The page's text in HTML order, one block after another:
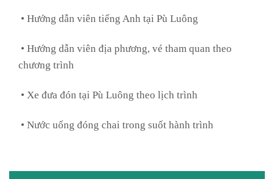
• Hướng dẫn viên tiếng Anh tại Pù Luông
• Hướng dẫn viên địa phương, vé tham quan theo
chương trình
• Xe đưa đón tại Pù Luông theo lịch trình
• Nước uống đóng chai trong suốt hành trình